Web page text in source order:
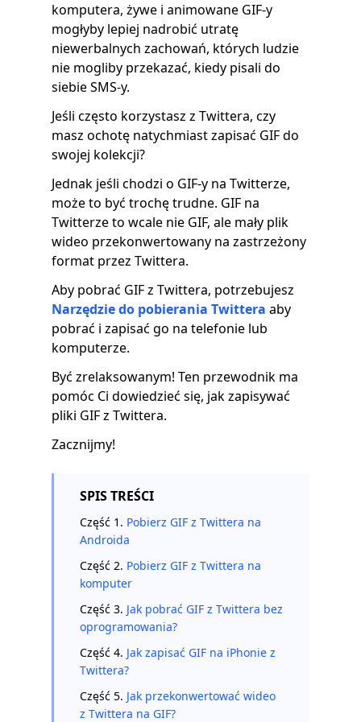
komputera, żywe i animowane GIF-y
mogłyby lepiej nadrobić utratę
niewerbalnych zachowań, których ludzie
nie mogliby przekazać, kiedy pisali do
siebie SMS-y.
Jeśli często korzystasz z Twittera, czy
masz ochotę natychmiast zapisać GIF do
swojej kolekcji?
Jednak jeśli chodzi o GIF-y na Twitterze,
może to być trochę trudne. GIF na
Twitterze to wcale nie GIF, ale mały plik
wideo przekonwertowany na zastrzeżony
format przez Twittera.
Aby pobrać GIF z Twittera, potrzebujesz
Narzędzie do pobierania Twittera aby
pobrać i zapisać go na telefonie lub
komputerze.
Być zrelaksowanym! Ten przewodnik ma
pomóc Ci dowiedzieć się, jak zapisywać
pliki GIF z Twittera.
Zacznijmy!
SPIS TREŚCI
Część 1. Pobierz GIF z Twittera na
Androida
Część 2. Pobierz GIF z Twittera na
komputer
Część 3. Jak pobrać GIF z Twittera bez
oprogramowania?
Część 4. Jak zapisać GIF na iPhonie z
Twittera?
Część 5. Jak przekonwertować wideo
z Twittera na GIF?